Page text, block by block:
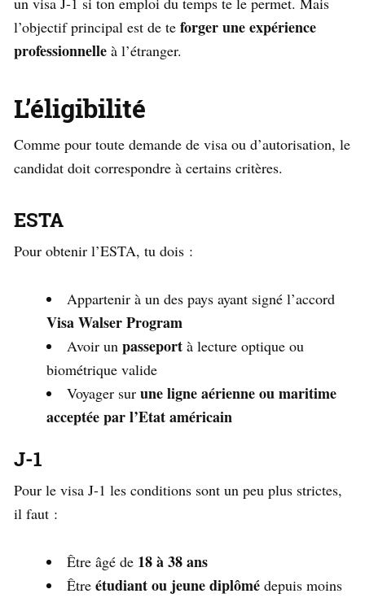
l’objectif principal est de te forger une expérience
professionnelle à l’étranger.
L’éligibilité
Comme pour toute demande de visa ou d’autorisation, le
candidat doit correspondre à certains critères.
ESTA
Pour obtenir l’ESTA, tu dois :
Appartenir à un des pays ayant signé l’accord
Visa Walser Program
Avoir un passeport à lecture optique ou
biométrique valide
Voyager sur une ligne aérienne ou maritime
acceptée par l’Etat américain
J-1
Pour le visa J-1 les conditions sont un peu plus strictes,
il faut :
Être âgé de 18 à 38 ans
Être étudiant ou jeune diplômé depuis moins